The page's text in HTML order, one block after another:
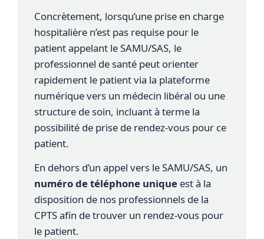
Concrètement, lorsqu’une prise en charge
hospitalière n’est pas requise pour le
patient appelant le SAMU/SAS, le
professionnel de santé peut orienter
rapidement le patient via la plateforme
numérique vers un médecin libéral ou une
structure de soin, incluant à terme la
possibilité de prise de rendez-vous pour ce
patient.
En dehors d’un appel vers le SAMU/SAS, un
numéro de téléphone unique est à la
disposition de nos professionnels de la
CPTS afin de trouver un rendez-vous pour
le patient.